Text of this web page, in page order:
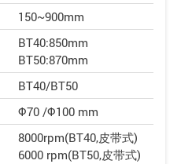
150~900mm
BT40:850mm
BT50:870mm
BT40/BT50
Φ70 /Φ100 mm
8000rpm(BT40,皮带式)
6000 rpm(BT50,皮带式)